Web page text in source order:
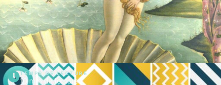
TEMPS DE LECTURE
10 min de lecture